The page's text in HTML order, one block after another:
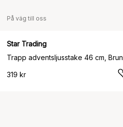
På väg till oss
Star Trading
Trapp adventsljusstake 46 cm, Brun
319 kr